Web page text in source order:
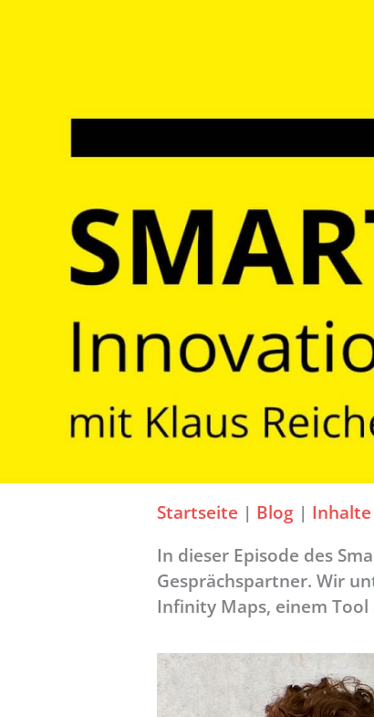
Startseite | Blog | Inhalte
In dieser Episode des
Gesprächspartner. Wir
Infinity Maps, einem Tool